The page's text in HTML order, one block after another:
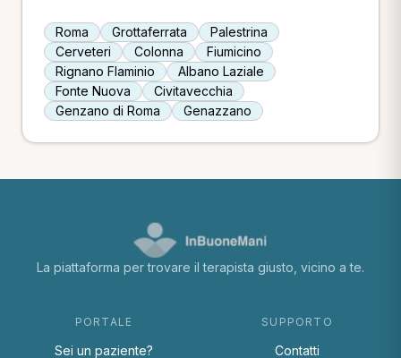
Roma Grottaferrata
Palestrina
Cerveteri
Colonna
Fiumicino
Rignano Flaminio
Albano Laziale
Fonte Nuova
Civitavecchia
Genzano di Roma
Genazzano
La piattaforma per trovare il terapista giusto, vicino a te.
PORTALE
Sei un paziente?
SUPPORTO
Contatti